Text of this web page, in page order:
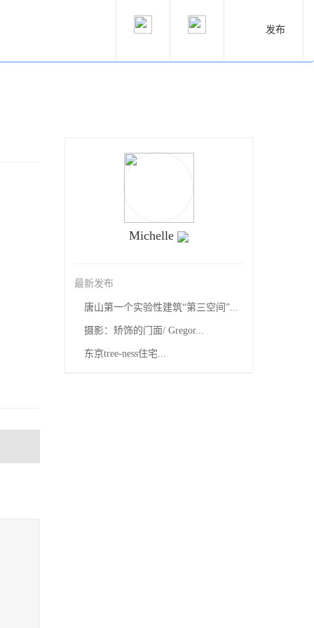
发布
Michelle
最新发布
唐山第一个实验性建筑“第三空间”...
摄影：矫饰的门面/ Gregor...
东京tree-ness住宅...